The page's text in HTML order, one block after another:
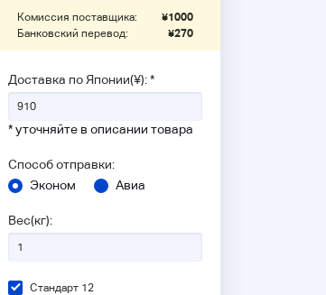
Комиссия поставщика: ¥1000
Банковский перевод:
¥270
Доставка по Японии(¥): *
* уточняйте в описании товара
Способ отправки:
Эконом
Авиа
Вес(кг):
Стандарт 12